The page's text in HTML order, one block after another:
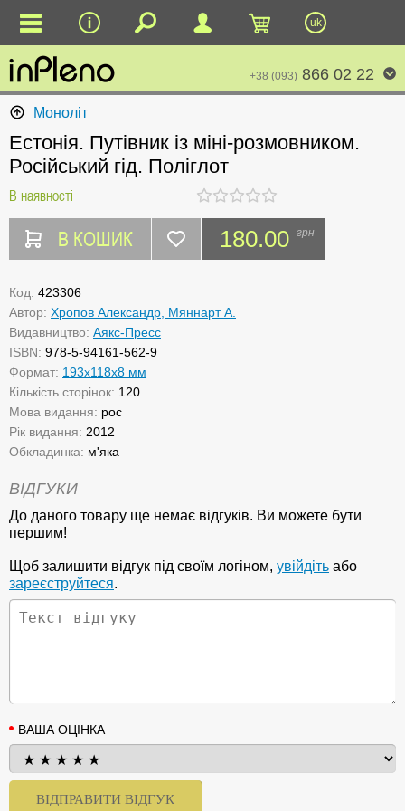
uk
+38 (093) 866 02 22
Моноліт
Естонія. Путівник із міні-розмовником.
Російський гід. Поліглот
В наявності
В КОШИК 180.00 грн
Код: 423306
Автор: Хропов Александр, Мяннарт А.
Видавництво: Аякс-Пресс
ISBN: 978-5-94161-562-9
Формат: 193x118x8 мм
Кількість сторінок: 120
Мова видання: рос
Рік видання: 2012
Обкладинка: м'яка
ВІДГУКИ
До даного товару ще немає відгуків. Ви можете бути
першим!
Щоб залишити відгук під своїм логіном, увійдіть або
зареєструйтеся.
ВАША ОЦІНКА